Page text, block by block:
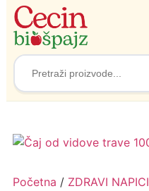
Search
for:
Početna / ZDRAVI NAPICI